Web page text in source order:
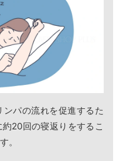
パの流れを促進するた
20回の寝返りをするこ
。